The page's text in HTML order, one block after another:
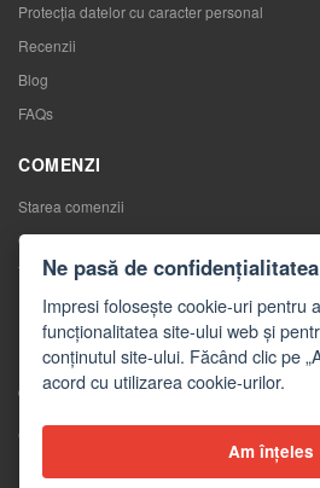
Protecția datelor cu caracter personal
Recenzii
Blog
FAQs
COMENZI
Starea comenzii
Comenzile mele
Înlocuirea mărfurilor
Retragerea de la contractul de cumpărare
Reclamaţii
CONTACTE
Contacte
Ne pasă de
Impresi folosește cookie-uri pentru
funcționalitatea site-ului web și
conținutul site-ului. Făcând clic pe
acord cu utilizarea cookie-urilor.
Am înțeles